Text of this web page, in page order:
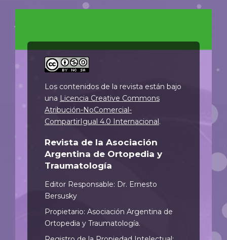
Los contenidos de la revista están bajo
una Licencia Creative Commons
Atribución-NoComercial-
CompartirIgual 4.0 Internacional.
Revista de la Asociación
Argentina de Ortopedia y
Traumatología
Editor Responsable: Dr. Ernesto
Bersusky
Propietario: Asociación Argentina de
Ortopedia y Traumatología.